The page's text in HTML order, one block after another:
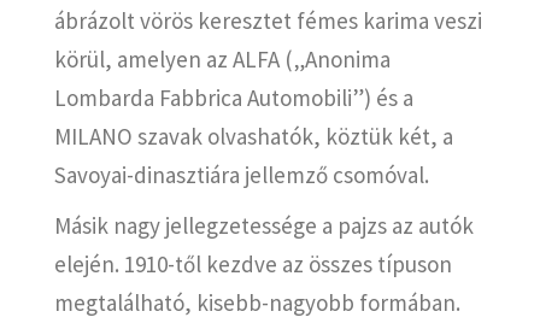
ábrázolt vörös keresztet fémes karima veszi
körül, amelyen az ALFA („Anonima
Lombarda Fabbrica Automobili”) és a
MILANO szavak olvashatók, köztük két, a
Savoyai-dinasztiára jellemző csomóval.
Másik nagy jellegzetessége a pajzs az autók
elején. 1910-től kezdve az összes típuson
megtalálható, kisebb-nagyobb formában.